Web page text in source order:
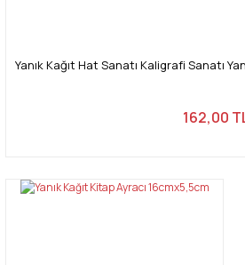
Yanık Kağıt Hat Sanatı Kaligrafi Sanatı
162,00